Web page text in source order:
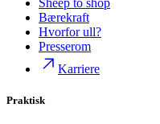
Sheep to shop
Bærekraft
Hvorfor ull?
Presserom
Karriere
Praktisk